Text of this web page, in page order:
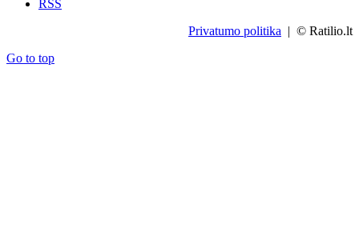
RSS
Privatumo politika | © Ratilio.lt
Go to top